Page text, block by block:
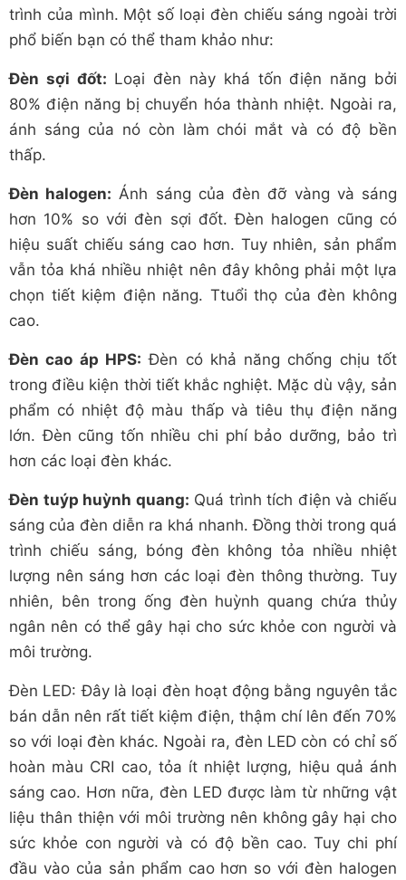
trình của mình. Một số loại đèn chiếu sáng ngoài trời
phổ biến bạn có thể tham khảo như:
Đèn sợi đốt: Loại đèn này khá tốn điện năng bởi
80% điện năng bị chuyển hóa thành nhiệt. Ngoài ra,
ánh sáng của nó còn làm chói mắt và có độ bền
thấp.
Đèn halogen: Ánh sáng của đèn đỡ vàng và sáng
hơn 10% so với đèn sợi đốt. Đèn halogen cũng có
hiệu suất chiếu sáng cao hơn. Tuy nhiên, sản phẩm
vẫn tỏa khá nhiều nhiệt nên đây không phải một lựa
chọn tiết kiệm điện năng. Ttuổi thọ của đèn không
cao.
Đèn cao áp HPS: Đèn có khả năng chống chịu tốt
trong điều kiện thời tiết khắc nghiệt. Mặc dù vậy, sản
phẩm có nhiệt độ màu thấp và tiêu thụ điện năng
lớn. Đèn cũng tốn nhiều chi phí bảo dưỡng, bảo trì
hơn các loại đèn khác.
Đèn tuýp huỳnh quang: Quá trình tích điện và chiếu
sáng của đèn diễn ra khá nhanh. Đồng thời trong quá
trình chiếu sáng, bóng đèn không tỏa nhiều nhiệt
lượng nên sáng hơn các loại đèn thông thường. Tuy
nhiên, bên trong ống đèn huỳnh quang chứa thủy
ngân nên có thể gây hại cho sức khỏe con người và
môi trường.
Đèn LED: Đây là loại đèn hoạt động bằng nguyên tắc
bán dẫn nên rất tiết kiệm điện, thậm chí lên đến 70%
so với loại đèn khác. Ngoài ra, đèn LED còn có chỉ số
hoàn màu CRI cao, tỏa ít nhiệt lượng, hiệu quả ánh
sáng cao. Hơn nữa, đèn LED được làm từ những vật
liệu thân thiện với môi trường nên không gây hại cho
sức khỏe con người và có độ bền cao. Tuy chi phí
đầu vào của sản phẩm cao hơn so với đèn halogen